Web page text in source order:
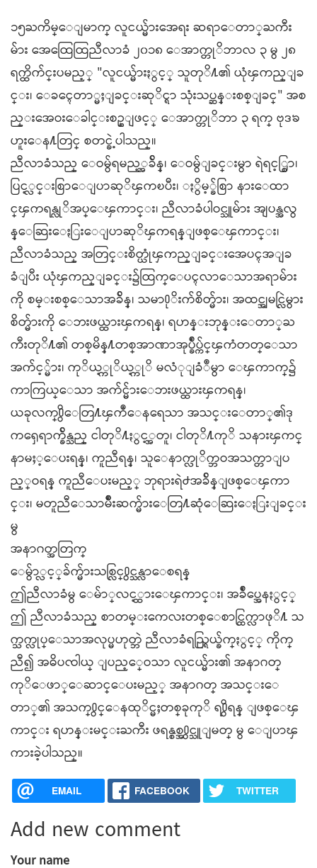
၁၅ႀကိမ္ေျမာက္ လူငယ္မ်ားအေရး ဆရာေတာ္ႀကီး
မ်ား အေထြေထြညီလာခံ ၂၀၁၈ ေအာက္တုိဘာလ ၃ မွ ၂၈
ရက္ထိက်င္းပမည့္ "လူငယ္မ်ားႏွင့္ သူတုိ႔၏ ယုံၾကည္ျခ
င္း၊ ေခၚေတာ္မႈျခင္းဆုိင္ရာ သုံးသပ္ဆန္းစစ္ျခင္" အစ
ည္းအေဝးေခါင္းစဥ္ျဖင့္ ေအာက္တုိဘာ ၃ ရက္ ဗုဒၶ
ဟူးေန႔တြင္ စတင္ခဲ့ပါသည္။
ညီလာခံသည္ ေဝမွ်ရမည့္အခ်ိန္၊ ေဝမွ်ျခင္းမွာ ရဲရင့္စြာ၊
ပြင့္လင္းစြာေျပာဆုိၾကၿပီး၊ ႏွိမ့္ခ်စြာ နားေထာ
င္ၾကရန္လုိအပ္​ေ​ၾကာင္း၊ ညီလာခံပါဝင္သူမ်ား အျပန္အလွ
န္ေဆြးေႏြးေျပာဆုိၾကရန္ျဖစ္​ေ​ၾကာင္း၊
ညီလာခံသည္ အတြင္းစိတ္ယုံၾကည္ျခင္းအေပၚအ​ျခ
ခံျပီး ယုံၾကည္ျခင္း၌ထြက္ေပၚလာ​​ေသာအရာမ်ား
ကို စမ္းစစ္ေသာအခ်ိန္၊ သမာ႐ုိးက်စိတ္မ်ား၊ အထင္အျမင္လြဲမွား
စိတ္မ်ားကုိ ေဘးဖယ္ထားၾကရန္​၊ ရဟန္းဘုန္းေတာ္ႀ
ကီးတုိ႔၏ တစ္​မိန္႔တစ္​အာဏာအုပ္ခ်ဳပ္က်င္ၾကံတတ္​ေ​သာ
အက်င့္မ်ား၊ ကုိယ့္ကုိယ့္ကုိ မလံုျခံဳမွာ​ ​ေၾကာက္​၌
ကာကြယ္ေသာ အက်င္မ်ားေဘးဖယ္ထားၾကရန္​၊
ယခုလက္႐ွိေတြ႔ၾကဳံေနရေသာ အသင္းေတာ္၏ဒု
ကၡေရာက္ခ်ိန္သည္ ငါတုိ႔ႏွင့္အတူ၊ ငါတုိ႔ကုိ သနားၾကင္
နာမႈ့ေပးရန္၊ ကူညီရန္၊ သူေနာက္လုိက္ဘဝအသက္တာျပ
ည့္ဝရန္ ကူညီေပးမည့္ ဘုရားရဲ႕အခ်ိန္ျဖစ္ေၾကာ
င္း၊ မတူညီေသာမ်ဳိးဆက္မ်ားေတြ႔ဆုံေဆြးေႏြးျခင္း
မွ
အနာဂတ္အတြက္
ေမွ်ာ္လင့္​ခ်က္မ်ားသစ္လြင္႐ွင္သန္လာေစရန္​
ဤညီလာခံမွ ေမ်ာ္​လင့္ထား​ေၾကာင္း၊ အခ်ဳပ္အေနႏွင့္
ဤ ညီလာခံသည္ စာတမ္းကေလးတစ္​ေ​စာင္ထြက္လာဖုိ႔ သ
က္သက္လုပ္ေသာအလုပ္မဟုတ္ဘဲ ညီလာခံရည္ရြယ္ခ်က္ႏွင့္ ကိုက္
ညီ၍ အဓိပၸါယ္ ျပည့္ဝေသာ လူငယ္မ်ား၏ အနာဂတ္
ကုိေဖာ္ေဆာင္ေပးမည့္ အနာဂတ္ အသင္းေ
တာ္၏ အသက္႐ွင္ေနထုိင္မႈတစ္​ခုကုိ ရ႐ွိရန္ ျဖစ္ေၾ
ကာင္း ရဟန္းမင္းႀကီး ဖရန္စစ္အ႐ွင္သူျမတ္ မွ ေျပာၾ
ကားခဲ့ပါသည္။
EMAIL FACEBOOK TWITTER
Add new comment
Your name